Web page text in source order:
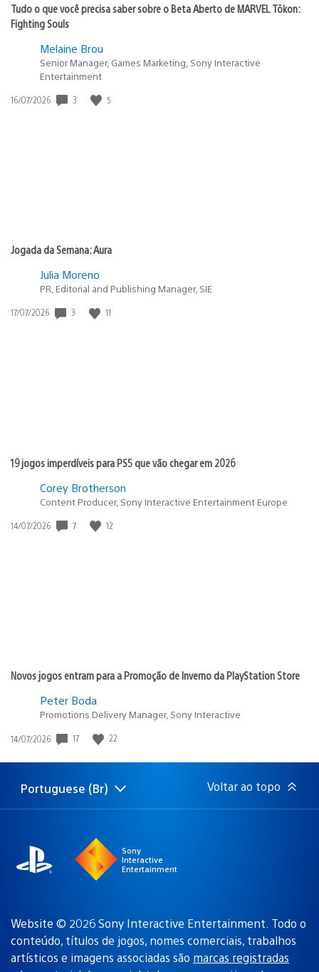
Tudo o que você precisa saber sobre o Beta Aberto de MARVEL Tōkon:
Fighting Souls
Melaine Brou
Senior Manager, Games Marketing, Sony Interactive
Entertainment
Data
16/07/2026 3 5
Jogada da Semana: Aura
Julia Moreno
PR, Editorial and Publishing Manager, SIE
Data
17/07/2026 3 11
19 jogos imperdíveis para PS5 que vão chegar em 2026
Corey Brotherson
Content Producer, Sony Interactive Entertainment Europe
Data
14/07/2026 7 12
Novos jogos entram para a Promoção de Inverno da PlayStation Store
Peter Boda
Promotions Delivery Manager, Sony Interactive
Data
publicação:
14/07/2026 17 22
Selecione
Região
Portuguese (Br) Voltar ao topo
Sony
Interactive
Entertainment
Website © 2026 Sony Interactive Entertainment. Todo o
conteúdo, títulos de jogos, nomes comerciais, trabalhos
artísticos e imagens associadas são marcas registradas